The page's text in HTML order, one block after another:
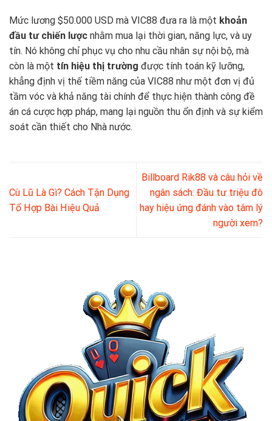
Mức lương $50.000 USD mà VIC88 đưa ra là một khoản
đầu tư chiến lược nhằm mua lại thời gian, năng lực, và uy
tín. Nó không chỉ phục vụ cho nhu cầu nhân sự nội bộ, mà
còn là một tín hiệu thị trường được tính toán kỹ lưỡng,
khẳng định vị thế tiềm năng của VIC88 như một đơn vị đủ
tầm vóc và khả năng tài chính để thực hiện thành công đề
án cá cược hợp pháp, mang lại nguồn thu ổn định và sự kiểm
soát cần thiết cho Nhà nước.
Cù Lũ Là Gì? Cách Tận Dụng
Tổ Hợp Bài Hiệu Quả
Billboard Rik88 và câu hỏi về
ngân sách: Đầu tư triệu đô
hay hiệu ứng đánh vào tâm lý
người xem?